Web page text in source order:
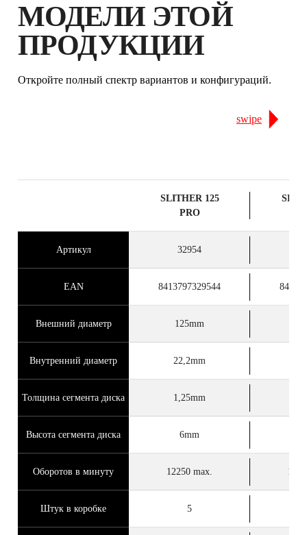
МОДЕЛИ ЭТОЙ
ПРОДУКЦИИ
Откройте полный спектр вариантов и конфигураций.
swipe
SLITHER 125
PRO
Артикул 32954
EAN 8413797329544
Внешний диаметр 125mm
Внутренний диаметр 22,2mm
Толщина сегмента диска 1,25mm
Высота сегмента диска 6mm
Оборотов в минуту 12250 max.
Штук в коробке 5